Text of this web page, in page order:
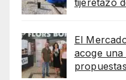
El
acoge